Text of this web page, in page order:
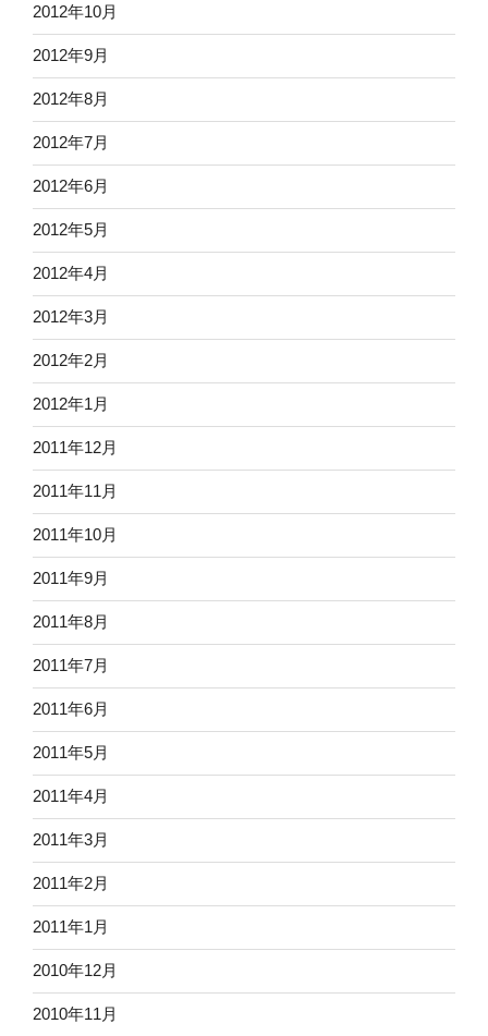
2012年10月
2012年9月
2012年8月
2012年7月
2012年6月
2012年5月
2012年4月
2012年3月
2012年2月
2012年1月
2011年12月
2011年11月
2011年10月
2011年9月
2011年8月
2011年7月
2011年6月
2011年5月
2011年4月
2011年3月
2011年2月
2011年1月
2010年12月
2010年11月